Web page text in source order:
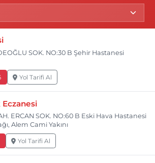
SOK. NO:30 B Şehir Hastanesi
Yol Tarifi Al
Eczanesi
ERCAN SOK. NO:60 B Eski Hava Hastanesi
Alem Cami Yakını
Yol Tarifi Al